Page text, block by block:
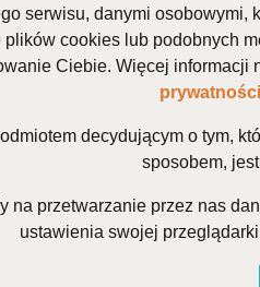
serwisu, danymi osobowymi,
cookies lub podobnych
Ciebie. Więcej
prywatności
decydującym o tym,
sposobem,
na przetwarzanie przez nas
ustawienia swojej